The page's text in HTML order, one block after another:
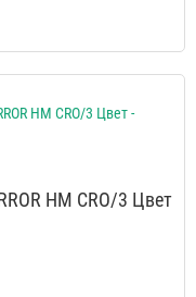
HM CRO/3 Цвет